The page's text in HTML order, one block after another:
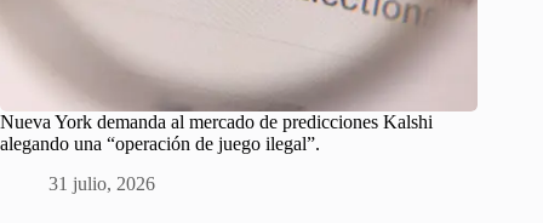
Nueva York demanda al mercado de predicciones Kalshi
alegando una “operación de juego ilegal”.
31 julio, 2026